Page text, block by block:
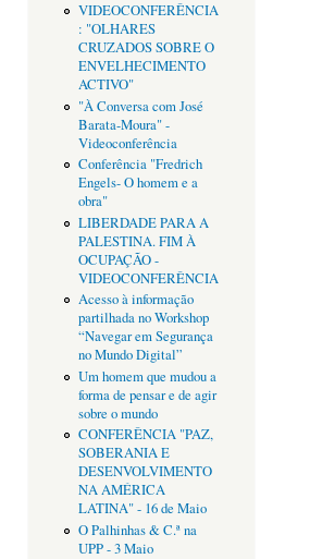
VIDEOCONFERÊNCIA
: "OLHARES
CRUZADOS SOBRE O
ENVELHECIMENTO
ACTIVO"
"À Conversa com José
Barata-Moura" -
Videoconferência
Conferência "Fredrich
Engels- O homem e a
obra"
LIBERDADE PARA A
PALESTINA. FIM À
OCUPAÇÃO -
VIDEOCONFERÊNCIA
Acesso à informação
partilhada no Workshop
“Navegar em Segurança
no Mundo Digital”
Um homem que mudou a
forma de pensar e de agir
sobre o mundo
CONFERÊNCIA "PAZ,
SOBERANIA E
DESENVOLVIMENTO
NA AMÉRICA
LATINA" - 16 de Maio
O Palhinhas & C.ª na
UPP - 3 Maio